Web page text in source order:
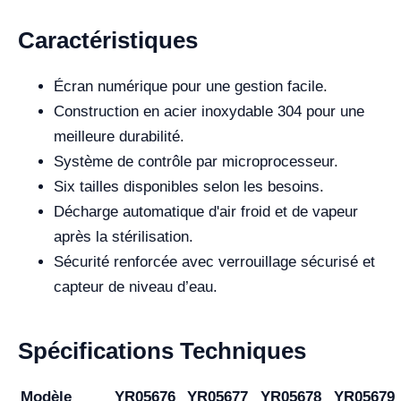
Caractéristiques
Écran numérique pour une gestion facile.
Construction en acier inoxydable 304 pour une
meilleure durabilité.
Système de contrôle par microprocesseur.
Six tailles disponibles selon les besoins.
Décharge automatique d'air froid et de vapeur
après la stérilisation.
Sécurité renforcée avec verrouillage sécurisé et
capteur de niveau d’eau.
Spécifications Techniques
Modèle YR05676 YR05677 YR05678 YR05679